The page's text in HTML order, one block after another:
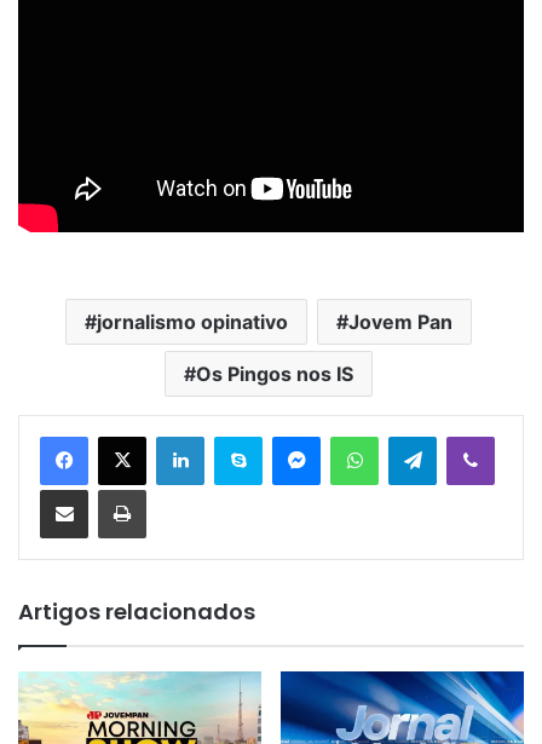
jornalismo opinativo Jovem Pan
Os Pingos nos IS
Telegram
Artigos relacionados